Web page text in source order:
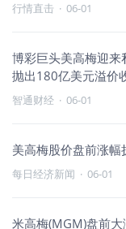
行情直击 · 06-01
博彩巨头美高梅迎
抛出180亿美元溢价
智通财经 · 06-01
美高梅股价盘前涨幅
每日经济新闻 · 06-01
米高梅(MGM)盘前